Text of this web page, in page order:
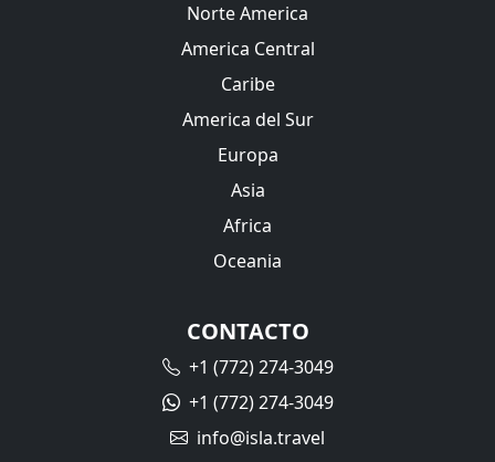
Norte America
America Central
Caribe
America del Sur
Europa
Asia
Africa
Oceania
CONTACTO
+1 (772) 274-3049
+1 (772) 274-3049
info@isla.travel